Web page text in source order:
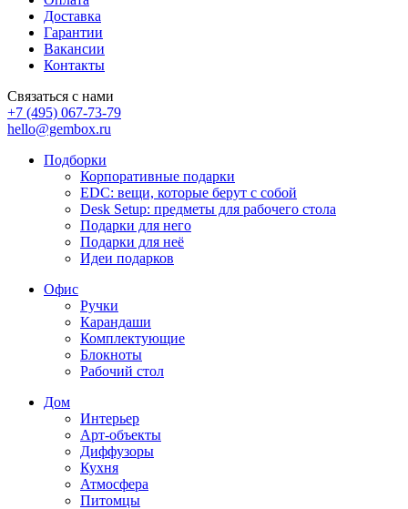
Доставка
Гарантии
Вакансии
Контакты
Связаться с нами
+7 (495) 067-73-79
hello@gembox.ru
Подборки
Корпоративные подарки
EDC: вещи, которые берут с собой
Desk Setup: предметы для рабочего стола
Подарки для него
Подарки для неё
Идеи подарков
Офис
Ручки
Карандаши
Комплектующие
Блокноты
Рабочий стол
Дом
Интерьер
Арт-объекты
Диффузоры
Кухня
Атмосфера
Питомцы